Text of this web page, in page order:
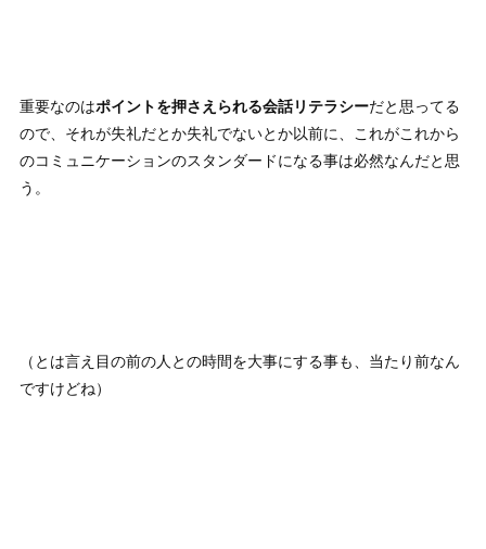
重要なのはポイントを押さえられる会話リテラシーだと思ってる
ので、それが失礼だとか失礼でないとか以前に、これがこれから
のコミュニケーションのスタンダードになる事は必然なんだと思
う。
（とは言え目の前の人との時間を大事にする事も、当たり前なん
ですけどね）